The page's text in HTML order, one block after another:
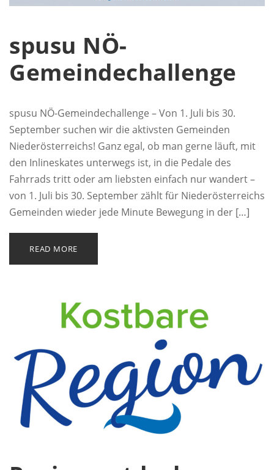
spusu NÖ-
Gemeindechallenge
spusu NÖ-Gemeindechallenge – Von 1. Juli bis 30.
September suchen wir die aktivsten Gemeinden
Niederösterreichs! Ganz egal, ob man gerne läuft, mit
den Inlineskates unterwegs ist, in die Pedale des
Fahrrads tritt oder am liebsten einfach nur wandert –
von 1. Juli bis 30. September zählt für Niederösterreichs
Gemeinden wieder jede Minute Bewegung in der […]
READ MORE